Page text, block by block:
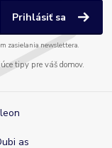
Prihlásiť sa
zasielania newslettera.
tipy pre váš domov.